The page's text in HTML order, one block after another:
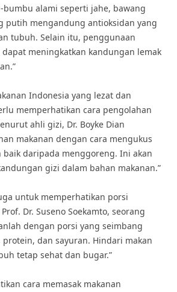
bumbu alami seperti jahe, bawang
putih mengandung antioksidan yang
tubuh. Selain itu, penggunaan
meningkatkan kandungan lemak
Indonesia yang lezat dan
memperhatikan cara pengolahan
ahli gizi, Dr. Boyke Dian
makanan dengan cara mengukus
daripada menggoreng. Ini akan
gizi dalam bahan makanan.”
untuk memperhatikan porsi
Dr. Suseno Soekamto, seorang
dengan porsi yang seimbang
dan sayuran. Hindari makan
tetap sehat dan bugar.”
cara memasak makanan